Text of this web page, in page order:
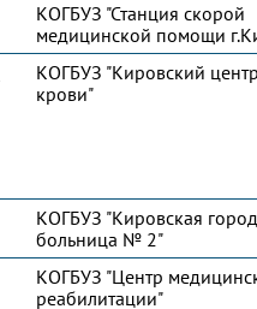
КОГБУЗ "Станция скорой
медицинской помощи
КОГБУЗ "Кировский
крови"
КОГБУЗ "Кировская
больница № 2"
КОГБУЗ "Центр
реабилитации"